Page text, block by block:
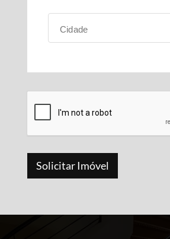
Cidade